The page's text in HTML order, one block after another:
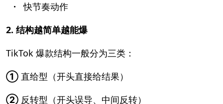
·
快节奏动作
2. 结构越简单越能爆
TikTok 爆款结构一般分为三类：
① 直给型（开头直接给结果）
② 反转型（开头误导、中间反转）